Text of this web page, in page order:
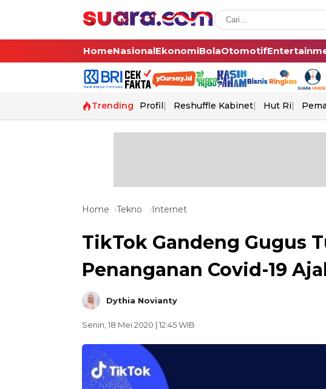
HomeNasionalEkonomiBolaOtomotif
Trending Profil Reshuffle Kabinet Hut Ri
Home Tekno Internet
TikTok Gandeng Gugus
Penanganan Covid-19
Dythia Novianty
Senin, 18 Mei 2020 | 12:45 WIB